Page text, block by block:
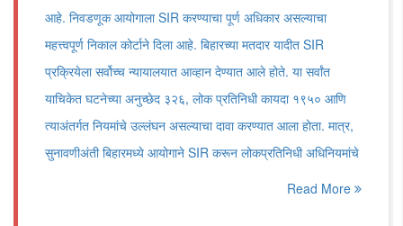
आहे. निवडणूक आयोगाला SIR करण्याचा पूर्ण अधिकार असल्याचा
महत्त्वपूर्ण निकाल कोर्टाने दिला आहे. बिहारच्या मतदार यादीत SIR
प्रक्रियेला सर्वोच्च न्यायालयात आव्हान देण्यात आले होते. या सर्वांत
याचिकेत घटनेच्या अनुच्छेद ३२६, लोक प्रतिनिधी कायदा १९५० आणि
त्याअंतर्गत नियमांचे उल्लंघन असल्याचा दावा करण्यात आला होता. मात्र,
सुनावणीअंती बिहारमध्ये आयोगाने SIR करून लोकप्रतिनिधी अधिनियमांचे
Read More